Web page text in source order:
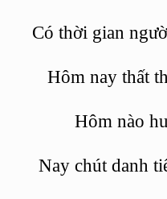
Có thời gian
Hôm nay thất
Hôm nào
Nay chút danh